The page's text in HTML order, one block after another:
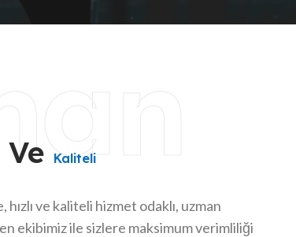
Ve Kaliteli
ve kaliteli hizmet odaklı, uzman
ekibimiz ile sizlere maksimum verimliliği